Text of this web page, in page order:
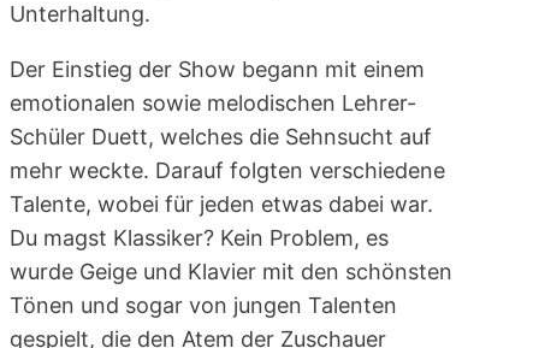
Unterhaltung.
Der Einstieg der Show begann mit einem
emotionalen sowie melodischen Lehrer-
Schüler Duett, welches die Sehnsucht auf
mehr weckte. Darauf folgten verschiedene
Talente, wobei für jeden etwas dabei war.
Du magst Klassiker? Kein Problem, es
wurde Geige und Klavier mit den schönsten
Tönen und sogar von jungen Talenten
gespielt, die den Atem der Zuschauer